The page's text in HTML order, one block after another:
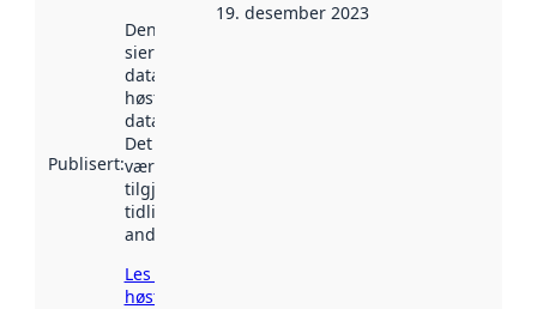
Publisert:
Denne datoen
sier når
datasettet ble
høstet av
data.norge.no.
Det kan ha
vært
tilgjengelig
tidligere
andre steder.
Les mer om
høsting her
19. desember 2023